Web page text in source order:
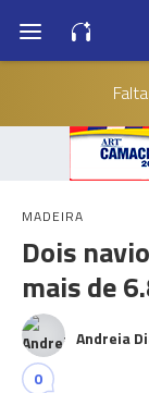
MADEIRA
Dois
mais de
Andreia
0